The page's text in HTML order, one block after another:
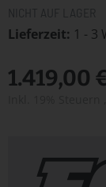
Lieferzeit 1 - 3
1.419,00